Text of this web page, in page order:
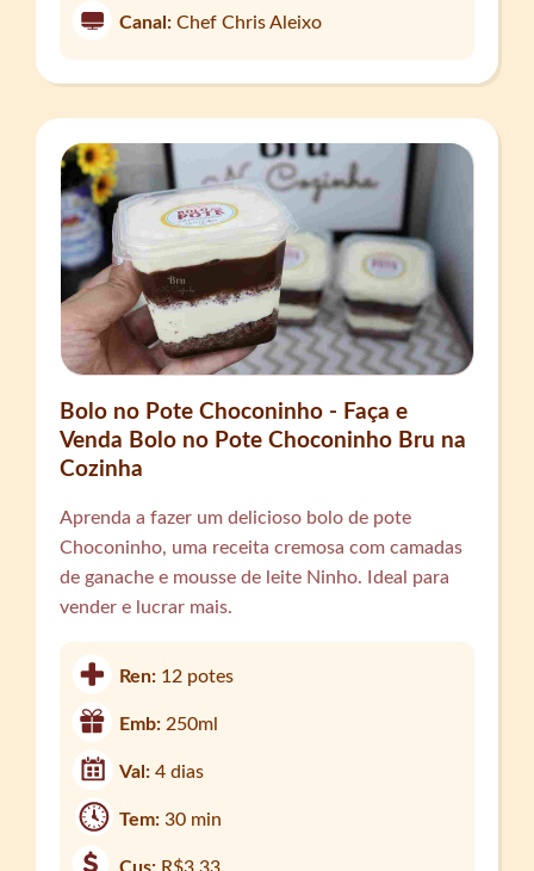
Canal: Chef Chris Aleixo
Bolo no Pote Choconinho - Faça e
Venda Bolo no Pote Choconinho Bru na
Cozinha
Aprenda a fazer um delicioso bolo de pote
Choconinho, uma receita cremosa com camadas
de ganache e mousse de leite Ninho. Ideal para
vender e lucrar mais.
Ren: 12 potes
Emb: 250ml
Val:4 dias
Tem:30 min